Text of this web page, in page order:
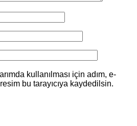
kullanılması için adım, e-
bu tarayıcıya kaydedilsin.